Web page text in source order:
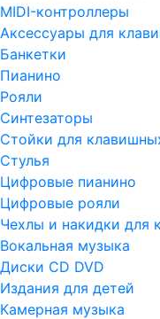
MIDI-контроллеры
Аксессуары для
Банкетки
Пианино
Рояли
Синтезаторы
Стойки для
Стулья
Цифровые пианино
Цифровые рояли
Чехлы и накидки для
Вокальная музыка
Диски CD DVD
Издания для детей
Камерная музыка